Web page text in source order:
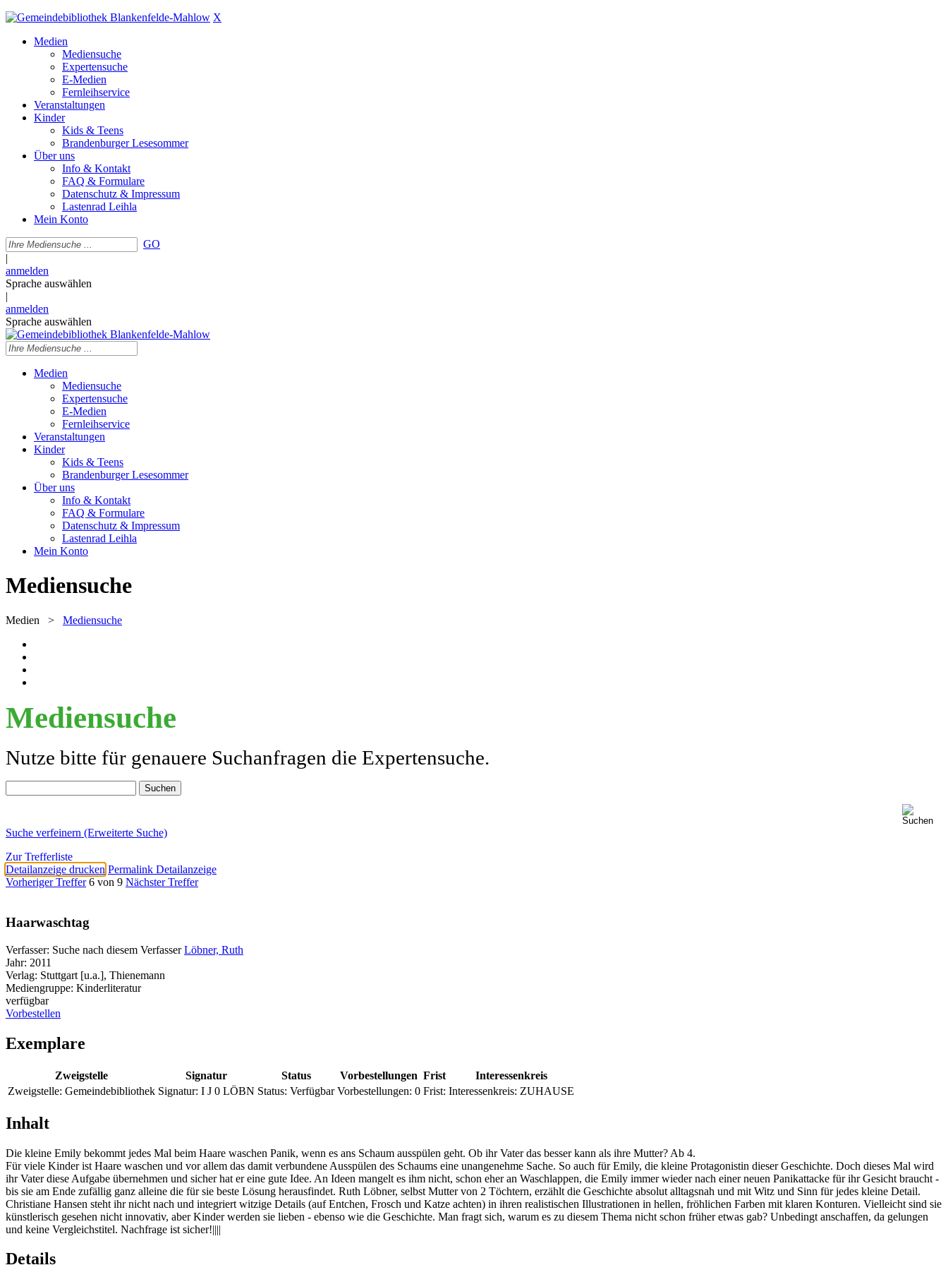
X
Medien
Mediensuche
Expertensuche
E-Medien
Fernleihservice
Veranstaltungen
Kinder
Kids & Teens
Brandenburger Lesesommer
Über uns
Info & Kontakt
FAQ & Formulare
Datenschutz & Impressum
Lastenrad Leihla
Mein Konto
GO
|
anmelden
Sprache auswählen
|
anmelden
Sprache auswählen
Medien
Mediensuche
Expertensuche
E-Medien
Fernleihservice
Veranstaltungen
Kinder
Kids & Teens
Brandenburger Lesesommer
Über uns
Info & Kontakt
FAQ & Formulare
Datenschutz & Impressum
Lastenrad Leihla
Mein Konto
Mediensuche
Medien > Mediensuche
Mediensuche
Nutze bitte für genauere Suchanfragen die Expertensuche.
Suche verfeinern (Erweiterte Suche)
Zur Trefferliste
Detailanzeige drucken Permalink Detailanzeige
Vorheriger Treffer 6 von 9 Nächster Treffer
Haarwaschtag
Verfasser: Suche nach diesem Verfasser Löbner, Ruth
Jahr: 2011
Verlag: Stuttgart [u.a.], Thienemann
Mediengruppe: Kinderliteratur
verfügbar
Vorbestellen
Exemplare
Zweigstelle Signatur Status Vorbestellungen Frist
Interessenkreis
Zweigstelle: Gemeindebibliothek Signatur: I J 0 LÖBN Status: Verfügbar Vorbestellungen: 0 Frist: Interessenkreis: ZUHAUSE
Inhalt
Die kleine Emily bekommt jedes Mal beim Haare waschen Panik, wenn es ans Schaum ausspülen geht. Ob ihr Vater das besser kann als ihre Mutter? Ab 4.
Für viele Kinder ist Haare waschen und vor allem das damit verbundene Ausspülen des Schaums eine unangenehme Sache. So auch für Emily, die kleine Protagonistin dieser Geschichte. Doch dieses Mal wird
ihr Vater diese Aufgabe übernehmen und sicher hat er eine gute Idee. An Ideen mangelt es ihm nicht, schon eher an Waschlappen, die Emily immer wieder nach einer neuen Panikattacke für ihr Gesicht braucht -
bis sie am Ende zufällig ganz alleine die für sie beste Lösung herausfindet. Ruth Löbner, selbst Mutter von 2 Töchtern, erzählt die Geschichte absolut alltagsnah und mit Witz und Sinn für jedes kleine Detail.
Christiane Hansen steht ihr nicht nach und integriert witzige Details (auf Entchen, Frosch und Katze achten) in ihren realistischen Illustrationen in hellen, fröhlichen Farben mit klaren Konturen. Vielleicht sind sie
künstlerisch gesehen nicht innovativ, aber Kinder werden sie lieben - ebenso wie die Geschichte. Man fragt sich, warum es zu diesem Thema nicht schon früher etwas gab? Unbedingt anschaffen, da gelungen
und keine Vergleichstitel. Nachfrage ist sicher!||||
Details